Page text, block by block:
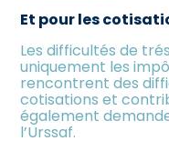
Et pour les
Les difficultés de
uniquement les
rencontrent des
cotisations et
également
l’Urssaf.